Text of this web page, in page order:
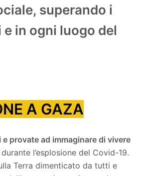
superando i
in ogni luogo del
A GAZA
provate ad immaginare di vivere
durante l’esplosione del Covid-19.
Terra dimenticato da tutti e